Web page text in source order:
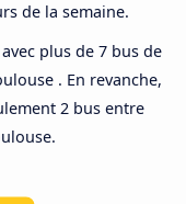
de la semaine.
plus de 7 bus de
. En revanche,
2 bus entre